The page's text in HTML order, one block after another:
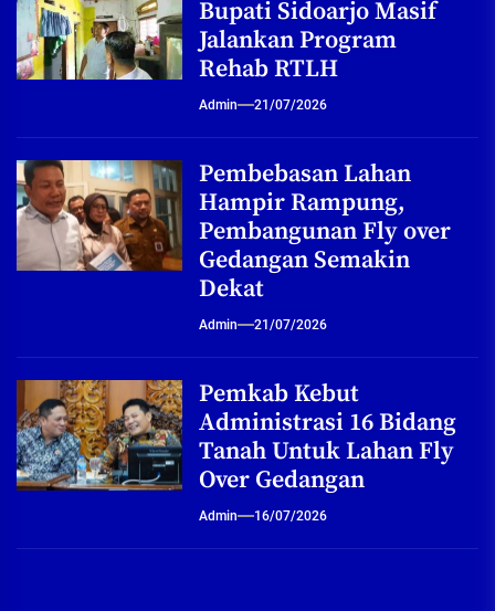
Bupati Sidoarjo Masif
Jalankan Program
Rehab RTLH
Admin 21/07/2026
Pembebasan Lahan
Hampir Rampung,
Pembangunan Fly over
Gedangan Semakin
Dekat
Admin 21/07/2026
Pemkab Kebut
Administrasi 16 Bidang
Tanah Untuk Lahan Fly
Over Gedangan
Admin 16/07/2026